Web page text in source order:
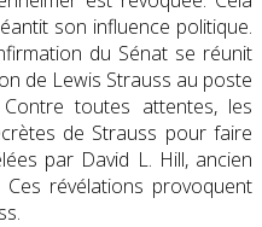
son influence politique.
du Sénat se réunit
de Lewis Strauss au poste
toutes attentes, les
de Strauss pour faire
par David L. Hill, ancien
révélations provoquent